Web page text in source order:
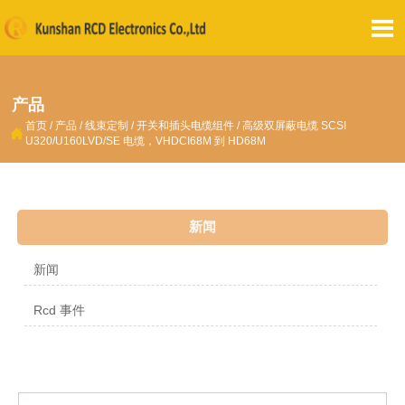

产品
 首页 / 产品 /线束定制 /开关和插头电缆组件 /高级双屏蔽电缆 SCSI
U320/U160LVD/SE 电缆，VHDCI68M 到 HD68M
新闻
新闻
Rcd 事件